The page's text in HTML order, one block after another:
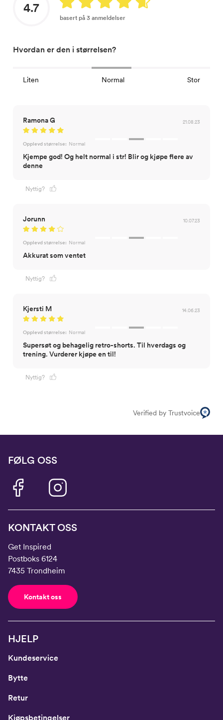
4.7
basert på 3 anmeldelser
Hvordan er den i størrelsen?
Liten Normal Stor
Ramona G 21.08.23
Opplevd størrelse: Normal
Kjempe god! Og helt normal i str! Blir og kjøpe flere av
denne
Nyttig?
Jorunn 10.07.23
Opplevd størrelse: Normal
Akkurat som ventet
Nyttig?
Kjersti M 14.06.23
Opplevd størrelse: Normal
Supersøt og behagelig retro-shorts. Til hverdags og
trening. Vurderer kjøpe en til!
Nyttig?
Verified by Trustvoice
FØLG OSS
KONTAKT OSS
Get Inspired
Postboks 6124
7435 Trondheim
Kontakt oss
HJELP
Kundeservice
Bytte
Retur
Kjøpsbetingelser